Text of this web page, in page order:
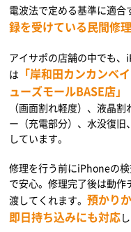
電波法で定める基準に適
録を受けている民間修
アイサポの店舗の中でも
は 「岸和田カンカンベ
ューズモールBASE店
（画面割れ軽度）、液晶
ー（充電部分）、水没復
しています。
修理を行う前にiPhoneの
で安心。修理完了後は動
渡してくれます。預かり
即日持ち込みにも対応